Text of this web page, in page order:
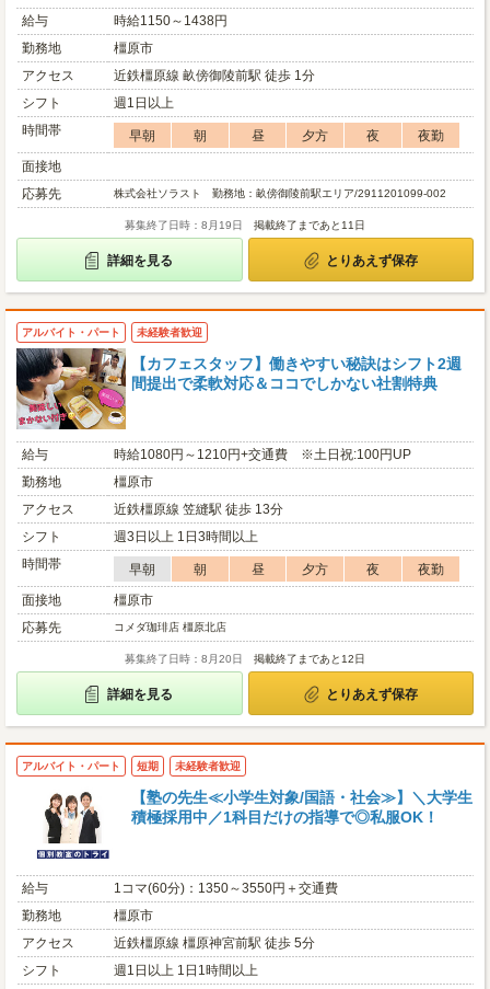
給与
時給1150～1438円
勤務地
橿原市
アクセス
近鉄橿原線 畝傍御陵前駅 徒歩 1分
シフト
週1日以上
時間帯
早朝 朝 昼 夕方 夜
夜勤
面接地
応募先
株式会社ソラスト 勤務地：畝傍御陵前駅エリア/2911201099-002
募集終了日時：8月19日 掲載終了まであと11日
詳細を見る とりあえず保存
アルバイト・パート 未経験者歓迎
【カフェスタッフ】働きやすい秘訣はシフト2週
間提出で柔軟対応＆ココでしかない社割特典
給与
時給1080円～1210円+交通費 ※土日祝:100円UP
勤務地
橿原市
アクセス
近鉄橿原線 笠縫駅 徒歩 13分
シフト
週3日以上 1日3時間以上
時間帯
早朝 朝 昼 夕方 夜
夜勤
面接地
橿原市
応募先
コメダ珈琲店 橿原北店
募集終了日時：8月20日 掲載終了まであと12日
詳細を見る とりあえず保存
アルバイト・パート 短期 未経験者歓迎
【塾の先生≪小学生対象/国語・社会≫】＼大学生
積極採用中／1科目だけの指導で◎私服OK！
給与
1コマ(60分)：1350～3550円＋交通費
勤務地
橿原市
アクセス
近鉄橿原線 橿原神宮前駅 徒歩 5分
シフト
週1日以上 1日1時間以上